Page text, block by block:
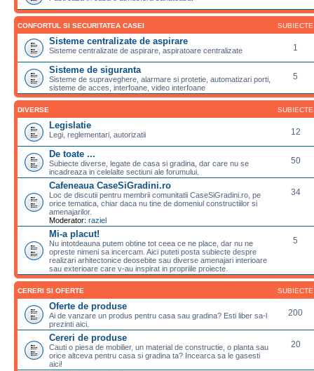
CONFORTUL SI SECURITATEA CASEI SUBIECTE
Sisteme centralizate de aspirare
Sisteme centralizate de aspirare, aspiratoare centralizate 1
Sisteme de siguranta
Sisteme de supraveghere, alarmare si protetie, automatizari porti,
sisteme de acces, interfoane, video interfoane
5
DIVERSE SUBIECTE
Legislatie
Legi, reglementari, autorizatii 12
De toate ...
Subiecte diverse, legate de casa si gradina, dar care nu se
incadreaza in celelalte sectiuni ale forumului.
50
Cafeneaua CaseSiGradini.ro
Loc de discutii pentru membrii comunitatii CaseSiGradini.ro, pe
orice tematica, chiar daca nu tine de domeniul constructiilor si
amenajarilor.
Moderator: raziel
34
Mi-a placut!
Nu intotdeauna putem obtine tot ceea ce ne place, dar nu ne
opreste nimeni sa incercam. Aici puteti posta subiecte despre
realizari arhitectonice deosebite sau diverse amenajari interioare
sau exterioare care v-au inspirat in propriile proiecte.
5
CERERI SI OFERTE SUBIECTE
Oferte de produse
Ai de vanzare un produs pentru casa sau gradina? Esti liber sa-l
prezinti aici.
200
Cereri de produse
Cauti o piesa de mobilier, un material de constructie, o planta sau
orice altceva pentru casa si gradina ta? Incearca sa le gasesti
aici!
20